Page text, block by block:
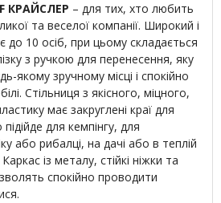
КРАЙСЛЕР – для тих, хто любить
та веселої компанії. Широкий і
до 10 осіб, при цьому складається
з ручкою для перенесення, яку
якому зручному місці і спокійно
Стільниця з якісного, міцного,
має закруглені краї для
для кемпінгу, для
або рибалці, на дачі або в теплій
із металу, стійкі ніжки та
спокійно проводити